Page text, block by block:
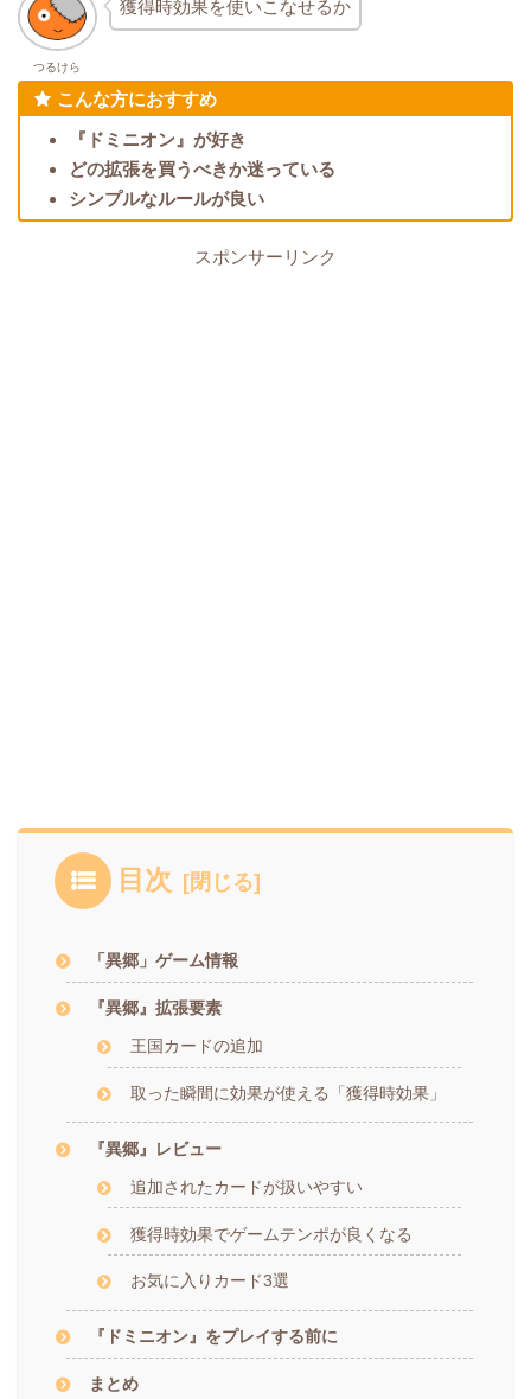
つるけら
獲得時効果を使いこなせるか
こんな方におすすめ
『ドミニオン』が好き
どの拡張を買うべきか迷っている
シンプルなルールが良い
スポンサーリンク
目次
「異郷」ゲーム情報
『異郷』拡張要素
王国カードの追加
取った瞬間に効果が使える「獲得時効果」
『異郷』レビュー
追加されたカードが扱いやすい
獲得時効果でゲームテンポが良くなる
お気に入りカード3選
『ドミニオン』をプレイする前に
まとめ